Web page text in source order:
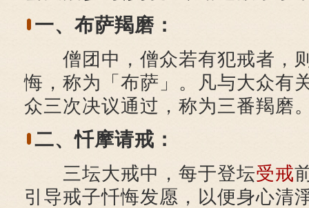
一、布萨羯磨：
僧团中，僧众若有犯戒者，
悔，称为「布萨」。凡与大众有
众三次决议通过，称为三番羯磨
二、忏摩请戒：
三坛大戒中，每于登坛受戒
引导戒子忏悔发愿，以便身心清